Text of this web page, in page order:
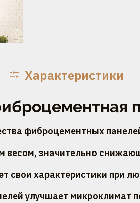
Характеристики
фиброцементных
весом, значительно
свои характеристики при
улучшает